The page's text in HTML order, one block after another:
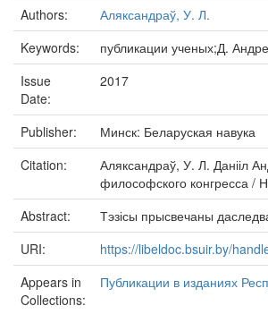
Authors:
Аляксандраў, У. Л.
Keywords:
публикации ученых;Д.
Issue
Date:
2017
Publisher:
Минск: Беларуская навука
Citation:
Аляксандраў, У. Л. Данііл
философского конгресса /
Abstract:
Тэзісы прысвечаны
URI:
https://libeldoc.bsuir.by/
Appears in
Collections:
Публикации в изданиях